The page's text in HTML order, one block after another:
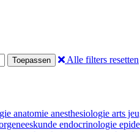
Toepassen
Alle filters resetten
anatomie anesthesiologie arts
endocrinologie